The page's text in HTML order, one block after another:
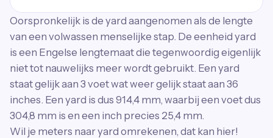
Oorspronkelijk is de yard aangenomen als de lengte
van een volwassen menselijke stap. De eenheid yard
is een Engelse lengtemaat die tegenwoordig eigenlijk
niet tot nauwelijks meer wordt gebruikt. Een yard
staat gelijk aan 3 voet wat weer gelijk staat aan 36
inches. Een yard is dus 914,4 mm, waarbij een voet dus
304,8 mm is en een inch precies 25,4 mm.
Wil je meters naar yard omrekenen, dat kan hier!